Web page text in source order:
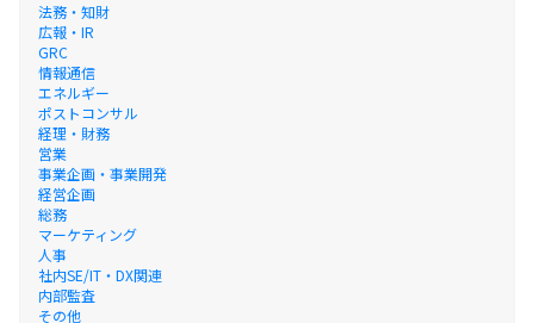
法務・知財
広報・IR
GRC
情報通信
エネルギー
ポストコンサル
経理・財務
営業
事業企画・事業開発
経営企画
総務
マーケティング
人事
社内SE/IT・DX関連
内部監査
その他